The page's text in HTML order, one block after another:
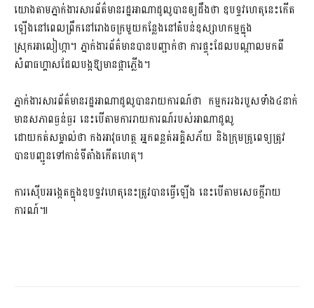
យោងតាមភ្នាក់ងារសារព័ត៌មានរដ្ឋអាណាដូលូបានឲ្យដឹងថា ឧបទ្ទវហេតុនេះកើត
ឡើងនៅពេលព្រឹកនៅរោងចក្រមួយកន្លែងនៅតំបន់ឧស្សាហកម្មក្នុង
ស្រុកអាលៀហ្កា។ ភ្នាក់ងារព័ត៌មានបានបញ្ជាក់ថា ការផ្ទុះដែលបណ្តាលមកពី
សំពាធហ្គាសដែលបង្កឱ្យមានផ្កាភ្លើង។
ភ្នាក់ងារសារព័ត៌មានរដ្ឋអាណាដូលូបានរាយការណ៍ថា កម្មកររងរបួសទាំង៤នាក់
មានសភាពធ្ងន់ធ្ងរ នេះបើតាមការរាយការណ៍របស់អាណាដូលូ
ដោយកត់សម្គាល់ថា កងអាវុធហត្ថ អ្នកពន្លត់អគ្គិសភ័យ និងក្រុមគ្រូពេទ្យត្រូវ
បានបញ្ជូនទៅកាន់ទីតាំងកើតហេតុ។
ការស៊ើបអង្កេតក្នុងឧបទ្ទវហេតុនេះត្រូវបានធ្វើឡើង នេះបើតាមសេចក្តីរាយ
ការណ៍៕